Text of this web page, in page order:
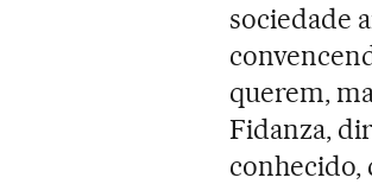
sociedade
querem,
Fidanza,
conhecido,